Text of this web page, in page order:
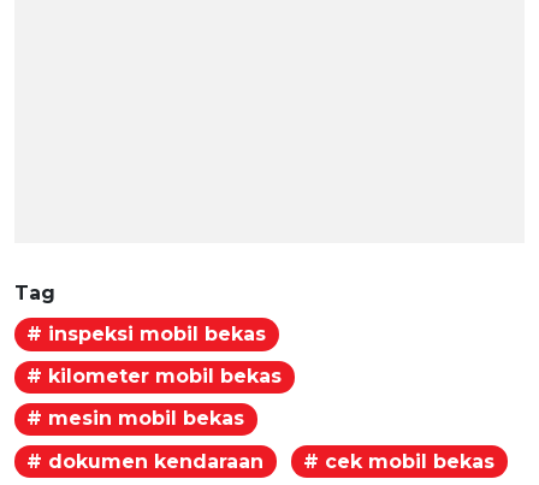
Tag
# inspeksi mobil bekas
# kilometer mobil bekas
# mesin mobil bekas
# dokumen kendaraan
# cek mobil bekas